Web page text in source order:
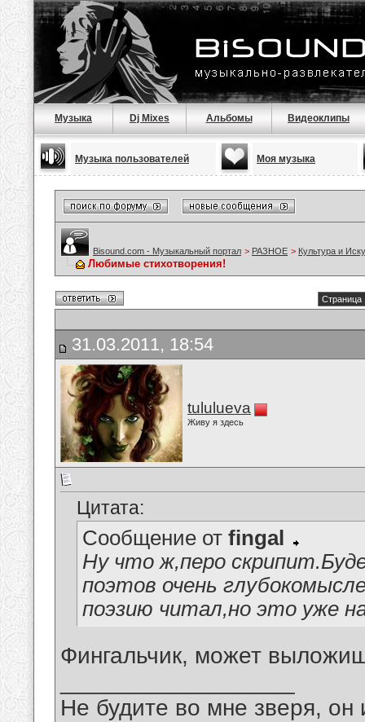
Музыка Dj Mixes Альбомы Видеоклипы
Музыка пользователей Моя музыка
Bisound.com - Музыкальный портал > РАЗНОЕ > Культура и
Любимые стихотворения!
Страница
31.03.2011, 18:54
tululueva
Живу я здесь
Цитата:
Сообщение от fingal
Ну что ж,перо
поэтов очень
поэзию читал,но это уже
Фингальчик, может
Не будите во мне зверя, он